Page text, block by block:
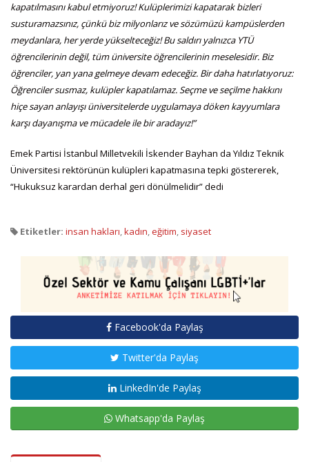
kapatılmasını kabul etmiyoruz! Kulüplerimizi kapatarak bizleri
susturamazsınız, çünkü biz milyonlarız ve sözümüzü kampüslerden
meydanlara, her yerde yükselteceğiz! Bu saldırı yalnızca YTÜ
öğrencilerinin değil, tüm üniversite öğrencilerinin meselesidir. Biz
öğrenciler, yan yana gelmeye devam edeceğiz. Bir daha hatırlatıyoruz:
Öğrenciler susmaz, kulüpler kapatılamaz. Seçme ve seçilme hakkını
hiçe sayan anlayışı üniversitelerde uygulamaya döken kayyumlara
karşı dayanışma ve mücadele ile bir aradayız!”
Emek Partisi İstanbul Milletvekili İskender Bayhan da Yıldız Teknik
Üniversitesi rektörünün kulüpleri kapatmasına tepki göstererek,
“Hukuksuz karardan derhal geri dönülmelidir” dedi
Etiketler: insan hakları,kadın,eğitim, siyaset
Facebook'da Paylaş
Twitter'da Paylaş
LinkedIn'de Paylaş
Whatsapp'da Paylaş